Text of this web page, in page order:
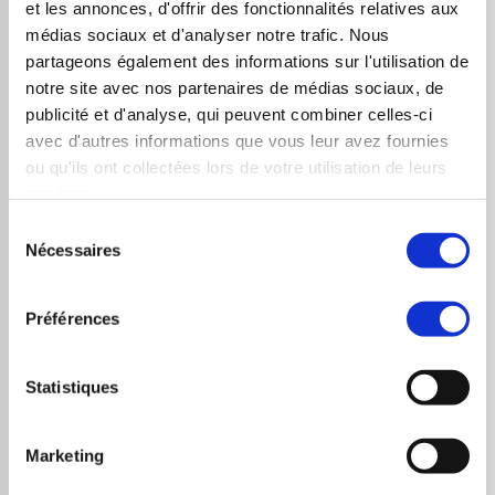
et les annonces, d'offrir des fonctionnalités relatives aux
médias sociaux et d'analyser notre trafic. Nous
partageons également des informations sur l'utilisation de
notre site avec nos partenaires de médias sociaux, de
publicité et d'analyse, qui peuvent combiner celles-ci
avec d'autres informations que vous leur avez fournies
ou qu'ils ont collectées lors de votre utilisation de leurs
Nécessaires
Préférences
Statistiques
Marketing
Pédagogie & Evaluation
Nous proposons un QCM en amont de la
formation afin d’estimer les attentes et le
niveau des participants
La pédagogie de cette formation s’appuie
sur une large variété de situations
Chaque compétence est mesurée par des
exercices) tout au long de la formation
organisée en fin de parcours pour